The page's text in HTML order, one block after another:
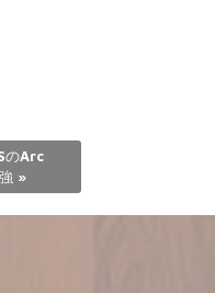
のArc
»